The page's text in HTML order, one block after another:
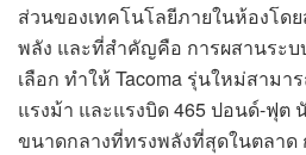
ส่วนของเทคโนโลยีภายในห้องโด
พลัง และที่สำคัญคือ การผสานระบ
เลือก ทำให้ Tacoma รุ่นใหม่สามา
แรงม้า และแรงบิด 465 ปอนด์-ฟุต
ขนาดกลางที่ทรงพลังที่สุดในตลาด